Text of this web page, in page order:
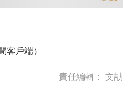
客戶端）
責任編輯： 文劼